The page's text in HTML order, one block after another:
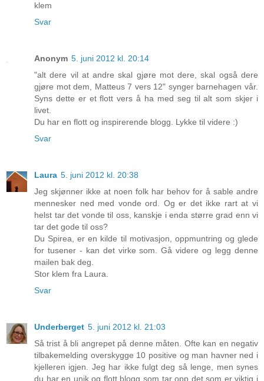
klem
Svar
Anonym 5. juni 2012 kl. 20:14
"alt dere vil at andre skal gjøre mot dere, skal også dere
gjøre mot dem, Matteus 7 vers 12" synger barnehagen vår.
Syns dette er et flott vers å ha med seg til alt som skjer i
livet.
Du har en flott og inspirerende blogg. Lykke til videre :)
Svar
Laura 5. juni 2012 kl. 20:38
Jeg skjønner ikke at noen folk har behov for å sable andre
mennesker ned med vonde ord. Og er det ikke rart at vi
helst tar det vonde til oss, kanskje i enda større grad enn vi
tar det gode til oss?
Du Spirea, er en kilde til motivasjon, oppmuntring og glede
for tusener - kan det virke som. Gå videre og legg denne
mailen bak deg.
Stor klem fra Laura.
Svar
Underberget 5. juni 2012 kl. 21:03
Så trist å bli angrepet på denne måten. Ofte kan en negativ
tilbakemelding overskygge 10 positive og man havner ned i
kjelleren igjen. Jeg har ikke fulgt deg så lenge, men synes
du har en unik og flott blogg som tar opp det som er viktig i